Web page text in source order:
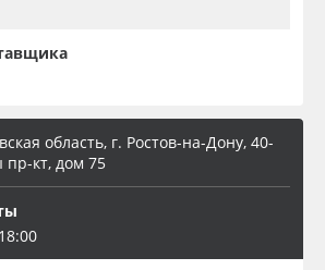
область, г. Ростов-на-Дону, 40-
пр-кт, дом 75